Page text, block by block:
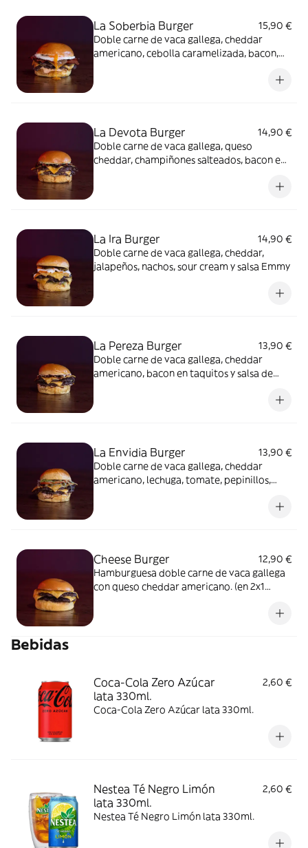
La Soberbia Burger
15,90 €
Doble carne de vaca gallega, cheddar
americano, cebolla caramelizada, bacon,
La Devota Burger
14,90 €
Doble carne de vaca gallega, queso
cheddar, champiñones salteados, bacon en
La Ira Burger
14,90 €
Doble carne de vaca gallega, cheddar,
jalapeños, nachos, sour cream y salsa Emmy
La Pereza Burger
13,90 €
Doble carne de vaca gallega, cheddar
americano, bacon en taquitos y salsa de
La Envidia Burger
13,90 €
Doble carne de vaca gallega, cheddar
americano, lechuga, tomate, pepinillos,
Cheese Burger
12,90 €
Hamburguesa doble carne de vaca gallega
con queso cheddar americano. (en 2x1
Bebidas
Coca-Cola Zero Azúcar
lata 330ml.
2,60 €
Coca-Cola Zero Azúcar lata 330ml.
Nestea Té Negro Limón
lata 330ml.
2,60 €
Nestea Té Negro Limón lata 330ml.